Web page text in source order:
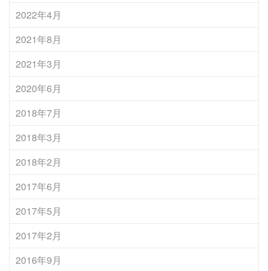
2022年4月
2021年8月
2021年3月
2020年6月
2018年7月
2018年3月
2018年2月
2017年6月
2017年5月
2017年2月
2016年9月